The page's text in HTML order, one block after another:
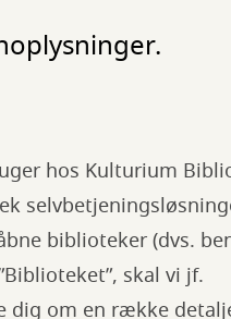
hos Kulturium
biblioteker (dvs.
skal vi jf.
dig om en række